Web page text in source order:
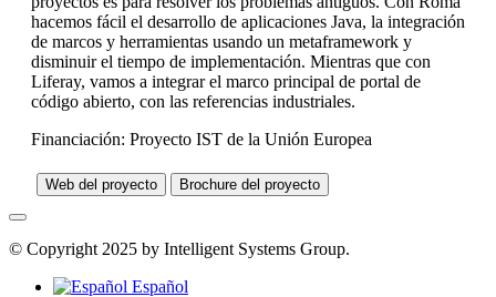
hacemos fácil el desarrollo de aplicaciones Java, la integración
de marcos y herramientas usando un metaframework y
disminuir el tiempo de implementación. Mientras que con
Liferay, vamos a integrar el marco principal de portal de
código abierto, con las referencias industriales.
Financiación: Proyecto IST de la Unión Europea
Web del proyecto Brochure del proyecto
© Copyright 2025 by Intelligent Systems Group.
Español